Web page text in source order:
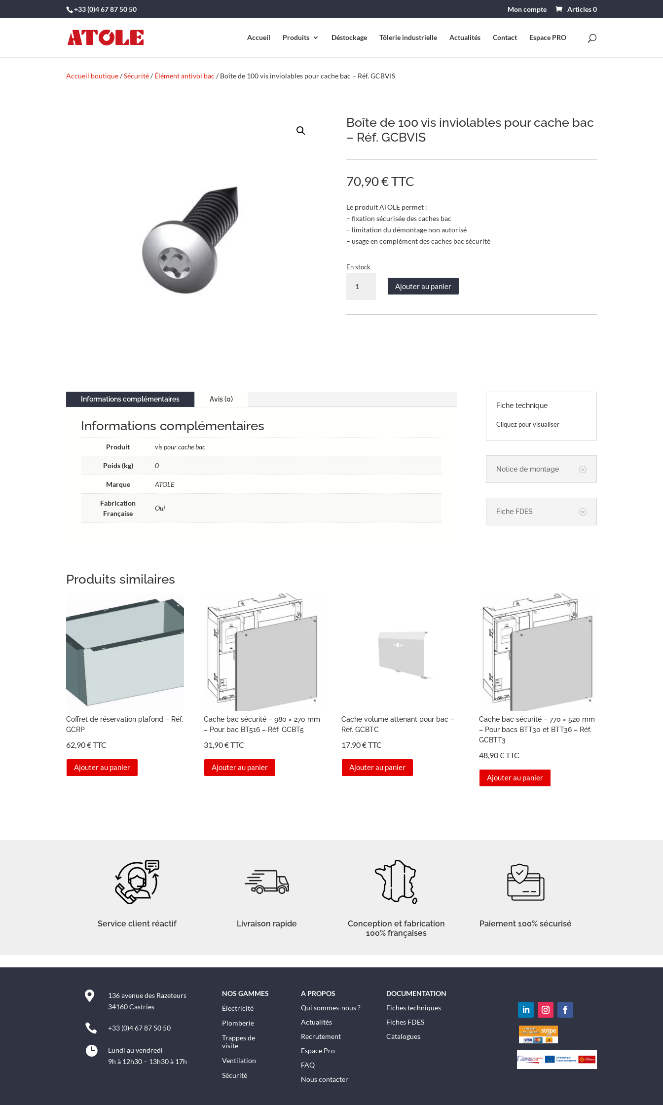
+33 (0)4 67 87 50 50 Mon compte Articles 0
Accueil Produits Déstockage Tôlerie industrielle Actualités Contact Espace PRO
Accueil boutique/Sécurité/Élément antivol bac / Boîte de 100 vis inviolables pour cache bac – Réf. GCBVIS
Boîte de 100 vis inviolables pour cache bac
– Réf. GCBVIS
70,90€TTC
Le produit ATOLE permet :
– fixation sécurisée des caches bac
– limitation du démontage non autorisé
– usage en complément des caches bac sécurité
En stock
Ajouter au panier
Informations complémentaires Avis (0)
Informations complémentaires
Produit vis pour cache bac
Poids (kg) 0
Marque ATOLE
Fabrication
Française
Oui
Fiche technique
Cliquez pour visualiser
Notice de montage
Fiche FDES
Produits similaires
Coffret de réservation plafond – Réf.
GCRP
62,90€TTC
Ajouter au panier
Cache bac sécurité – 980 × 270 mm
– Pour bac BT516 – Réf. GCBT5
31,90€TTC
Ajouter au panier
Cache volume attenant pour bac –
Réf. GCBTC
17,90€TTC
Ajouter au panier
Cache bac sécurité – 770 × 520 mm
– Pour bacs BTT30 et BTT36 – Réf.
GCBTT3
48,90€TTC
Ajouter au panier
Service client réactif Livraison rapide
Conception et fabrication
100% françaises
Paiement 100% sécurisé

136 avenue des Razeteurs
34160 Castries
 +33 (0)4 67 87 50 50

Lundi au vendredi
9h à 12h30 – 13h30 à 17h
NOS GAMMES
Électricité
Plomberie
Trappes de
visite
Ventilation
Sécurité
A PROPOS
Qui sommes-nous ?
Actualités
Recrutement
Espace Pro
FAQ
Nous contacter
DOCUMENTATION
Fiches techniques
Fiches FDES
Catalogues